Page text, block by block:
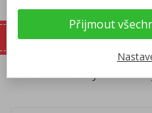
Domů Přívěsky
Přijmout